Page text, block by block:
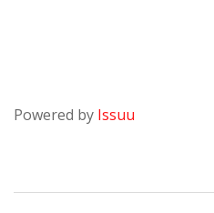
Powered by Issuu